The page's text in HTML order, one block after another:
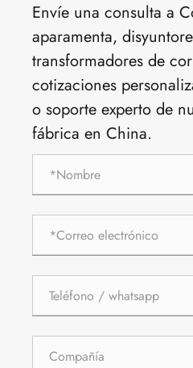
Envíe una consulta a
aparamenta,
transformadores de
cotizaciones
o soporte experto de
fábrica en China.